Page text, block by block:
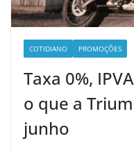
COTIDIANO PROMOÇÕES
Taxa 0%,
o que a
junho